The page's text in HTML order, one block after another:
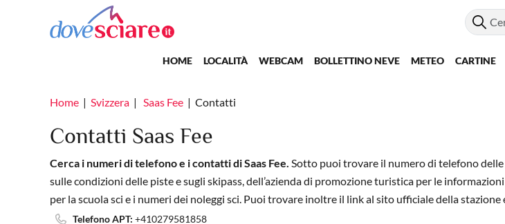
Salta al contenuto principale
Main navigation
HOME LOCALITÀ WEBCAM BOLLETTINO NEVE METEO CARTINE
Home Svizzera Saas Fee Contatti
Contatti Saas Fee
Cerca i numeri di telefono e i contatti di Saas Fee. Sotto puoi trovare il numero di telefono
sulle condizioni delle piste e sugli skipass, dell’azienda di promozione turistica per le
per la scuola sci e i numeri dei noleggi sci. Puoi trovare inoltre il link al sito ufficiale della stazione
Telefono APT: +410279581858